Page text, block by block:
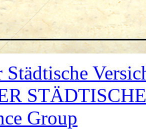
Städtische
Group